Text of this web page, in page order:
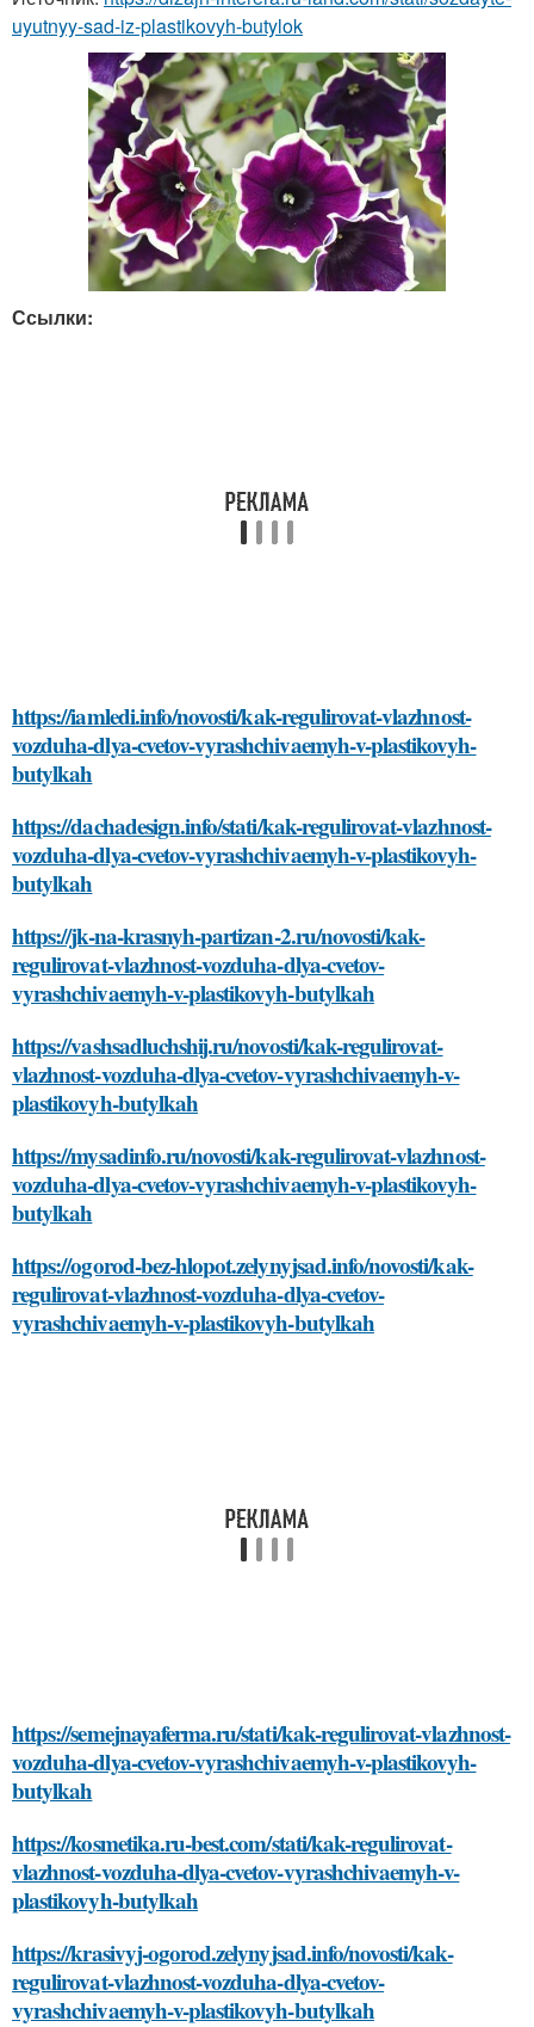
uyutnyy-sad-iz-plastikovyh-butylok
Ссылки:
https://iamledi.info/novosti/kak-regulirovat-vlazhnost-
vozduha-dlya-cvetov-vyrashchivaemyh-v-plastikovyh-
butylkah
https://dachadesign.info/stati/kak-regulirovat-vlazhnost-
vozduha-dlya-cvetov-vyrashchivaemyh-v-plastikovyh-
butylkah
https://jk-na-krasnyh-partizan-2.ru/novosti/kak-
regulirovat-vlazhnost-vozduha-dlya-cvetov-
vyrashchivaemyh-v-plastikovyh-butylkah
https://vashsadluchshij.ru/novosti/kak-regulirovat-
vlazhnost-vozduha-dlya-cvetov-vyrashchivaemyh-v-
plastikovyh-butylkah
https://mysadinfo.ru/novosti/kak-regulirovat-vlazhnost-
vozduha-dlya-cvetov-vyrashchivaemyh-v-plastikovyh-
butylkah
https://ogorod-bez-hlopot.zelynyjsad.info/novosti/kak-
regulirovat-vlazhnost-vozduha-dlya-cvetov-
vyrashchivaemyh-v-plastikovyh-butylkah
https://semejnayaferma.ru/stati/kak-regulirovat-vlazhnost-
vozduha-dlya-cvetov-vyrashchivaemyh-v-plastikovyh-
butylkah
https://kosmetika.ru-best.com/stati/kak-regulirovat-
vlazhnost-vozduha-dlya-cvetov-vyrashchivaemyh-v-
plastikovyh-butylkah
https://krasivyj-ogorod.zelynyjsad.info/novosti/kak-
regulirovat-vlazhnost-vozduha-dlya-cvetov-
vyrashchivaemyh-v-plastikovyh-butylkah